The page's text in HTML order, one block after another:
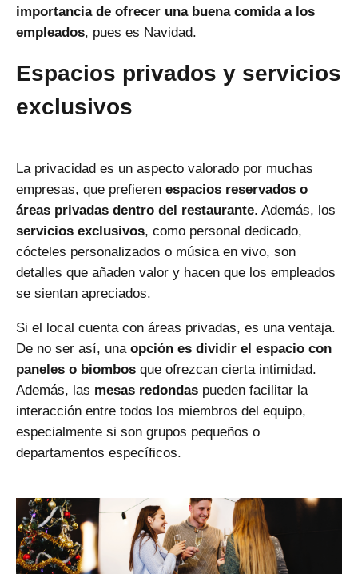
importancia de ofrecer una buena comida a los
empleados, pues es Navidad.
Espacios privados y servicios
exclusivos
La privacidad es un aspecto valorado por muchas
empresas, que prefieren espacios reservados o
áreas privadas dentro del restaurante. Además, los
servicios exclusivos, como personal dedicado,
cócteles personalizados o música en vivo, son
detalles que añaden valor y hacen que los empleados
se sientan apreciados.
Si el local cuenta con áreas privadas, es una ventaja.
De no ser así, una opción es dividir el espacio con
paneles o biombos que ofrezcan cierta intimidad.
Además, las mesas redondas pueden facilitar la
interacción entre todos los miembros del equipo,
especialmente si son grupos pequeños o
departamentos específicos.